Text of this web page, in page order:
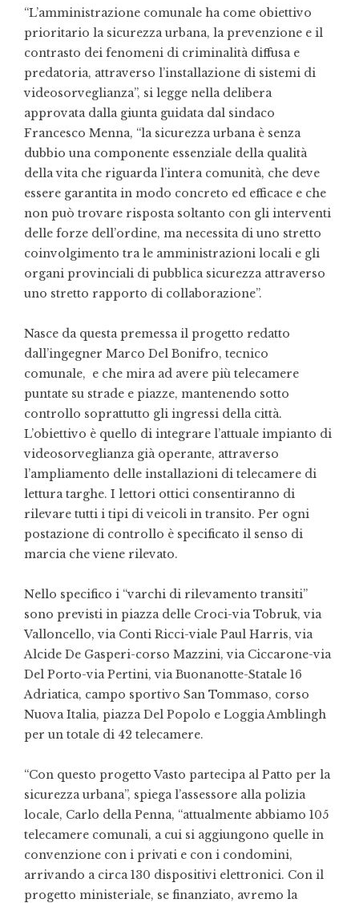
“L’amministrazione comunale ha come obiettivo
prioritario la sicurezza urbana, la prevenzione e il
contrasto dei fenomeni di criminalità diffusa e
predatoria, attraverso l’installazione di sistemi di
videosorveglianza”, si legge nella delibera
approvata dalla giunta guidata dal sindaco
Francesco Menna, “la sicurezza urbana è senza
dubbio una componente essenziale della qualità
della vita che riguarda l’intera comunità, che deve
essere garantita in modo concreto ed efficace e che
non può trovare risposta soltanto con gli interventi
delle forze dell’ordine, ma necessita di uno stretto
coinvolgimento tra le amministrazioni locali e gli
organi provinciali di pubblica sicurezza attraverso
uno stretto rapporto di collaborazione”.
Nasce da questa premessa il progetto redatto
dall’ingegner Marco Del Bonifro, tecnico
comunale, e che mira ad avere più telecamere
puntate su strade e piazze, mantenendo sotto
controllo soprattutto gli ingressi della città.
L’obiettivo è quello di integrare l’attuale impianto di
videosorveglianza già operante, attraverso
l’ampliamento delle installazioni di telecamere di
lettura targhe. I lettori ottici consentiranno di
rilevare tutti i tipi di veicoli in transito. Per ogni
postazione di controllo è specificato il senso di
marcia che viene rilevato.
Nello specifico i “varchi di rilevamento transiti”
sono previsti in piazza delle Croci-via Tobruk, via
Valloncello, via Conti Ricci-viale Paul Harris, via
Alcide De Gasperi-corso Mazzini, via Ciccarone-via
Del Porto-via Pertini, via Buonanotte-Statale 16
Adriatica, campo sportivo San Tommaso, corso
Nuova Italia, piazza Del Popolo e Loggia Amblingh
per un totale di 42 telecamere.
“Con questo progetto Vasto partecipa al Patto per la
sicurezza urbana”, spiega l’assessore alla polizia
locale, Carlo della Penna, “attualmente abbiamo 105
telecamere comunali, a cui si aggiungono quelle in
convenzione con i privati e con i condomini,
arrivando a circa 130 dispositivi elettronici. Con il
progetto ministeriale, se finanziato, avremo la